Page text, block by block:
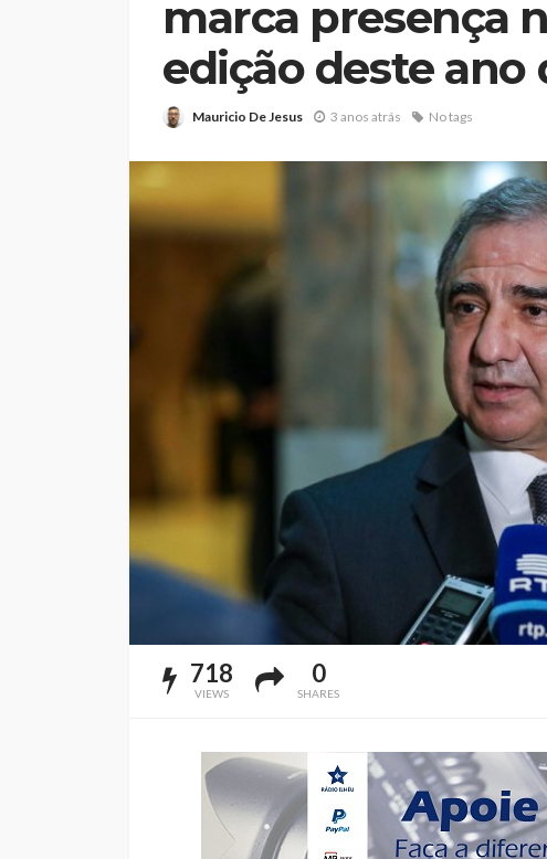
marca presença
edição deste ano
Mauricio De Jesus 3 anos atrás No tags
718
VIEWS
0
SHARES